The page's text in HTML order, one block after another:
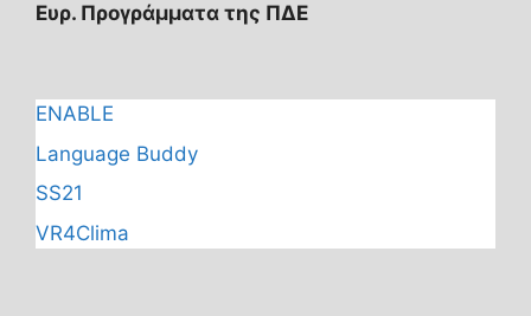
Ευρ. Προγράμματα της ΠΔΕ
ENABLE
Language Buddy
SS21
VR4Clima